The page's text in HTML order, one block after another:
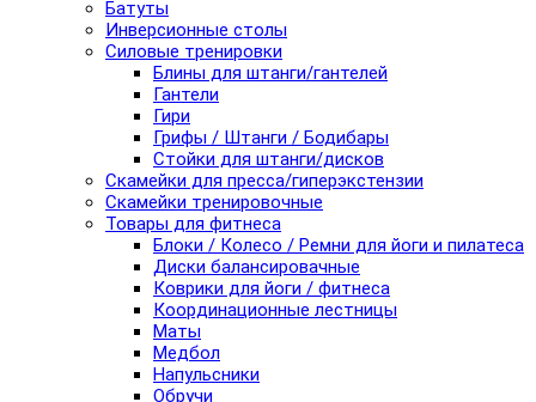
Батуты
Инверсионные столы
Силовые тренировки
Блины для штанги/гантелей
Гантели
Гири
Грифы / Штанги / Бодибары
Стойки для штанги/дисков
Скамейки для пресса/гиперэкстензии
Скамейки тренировочные
Товары для фитнеса
Блоки / Колесо / Ремни для йоги и пилатеса
Диски балансировачные
Коврики для йоги / фитнеса
Координационные лестницы
Маты
Медбол
Напульсники
Обручи